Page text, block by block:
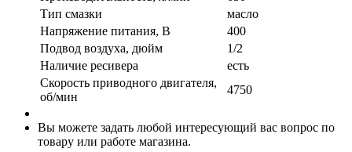
Тип смазки
масло
Напряжение питания, В
400
Подвод воздуха, дюйм
1/2
Наличие ресивера
есть
Скорость приводного двигателя,
об/мин
4750
Вы можете задать любой интересующий вас вопрос по
товару или работе магазина.